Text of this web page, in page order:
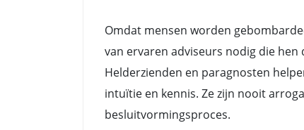
Omdat mensen worden
van ervaren adviseurs nodig die
Helderzienden en paragnosten
intuïtie en kennis. Ze zijn nooit
besluitvormingsproces.